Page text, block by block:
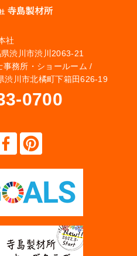
社
渋川市渋川2063-21
務所・ショールーム /
川市北橘町下箱田626-19
0700